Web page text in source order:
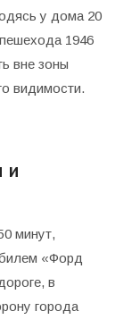
у дома 20
1946
вне зоны
видимости.
и
минут,
«Форд
в
города